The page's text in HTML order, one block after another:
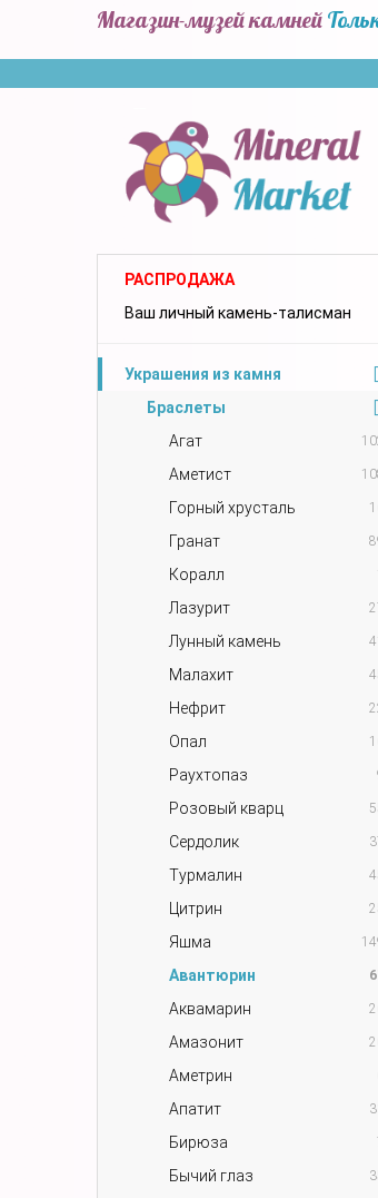
Магазин-музей камней
РАСПРОДАЖА
Ваш личный камень-талисман
Украшения из камня
Браслеты
Агат
Аметист
Горный хрусталь
Гранат
Коралл
Лазурит
Лунный камень
Малахит
Нефрит
Опал
Раухтопаз
Розовый кварц
Сердолик
Турмалин
Цитрин
Яшма
Авантюрин
Аквамарин
Амазонит
Аметрин
Апатит
Бирюза
Бычий глаз